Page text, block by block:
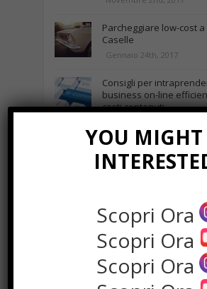
Parcheggiare low-cost
Caselle
Gennaio 24th, 2017
Consigli per
business on-line
costi contenuti
NEWS IN UNA FOTO
YOU MIGHT
Scopri Ora
Scopri Ora
Scopri Ora